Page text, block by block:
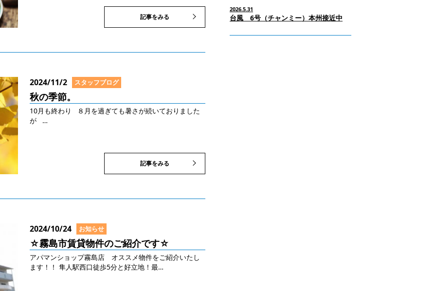
記事をみる
2024/11/2 スタッフブログ
秋の季節。
10月も終わり ８月を過ぎても暑さが続いておりました
が …
記事をみる
2024/10/24 お知らせ
☆霧島市賃貸物件のご紹介です☆
アパマンショップ霧島店 オススメ物件をご紹介いたし
ます！！ 隼人駅西口徒歩5分と好立地！最…
2026.5.31
台風 6号（チャンミー）本州接近中